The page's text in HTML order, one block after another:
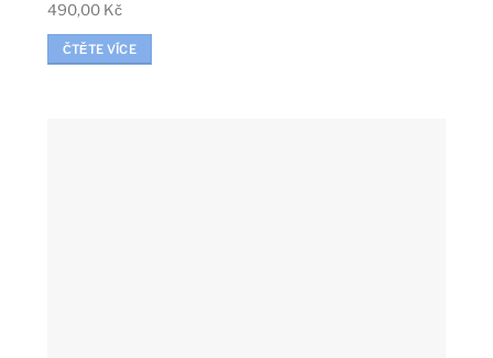
490,00 Kč
ČTĚTE VÍCE